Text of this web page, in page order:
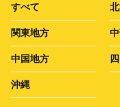
すべて
関東地方
中国地方
沖縄